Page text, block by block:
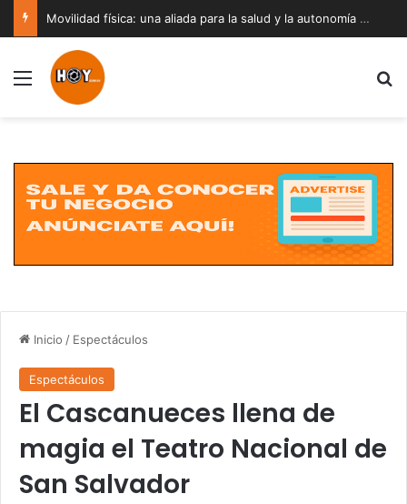
Movilidad física: una aliada para la salud y la autonomía a cualquier edad
Menú
Inicio / Espectáculos
Espectáculos
El Cascanueces llena de
magia el Teatro Nacional de
San Salvador